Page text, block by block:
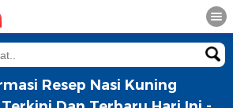
Resep Nasi Kuning